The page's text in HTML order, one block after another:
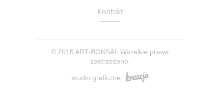
Kontakt
© 2015 ART-BONSAI. Wszelkie prawa
zastrzeżone.
studio graficzne